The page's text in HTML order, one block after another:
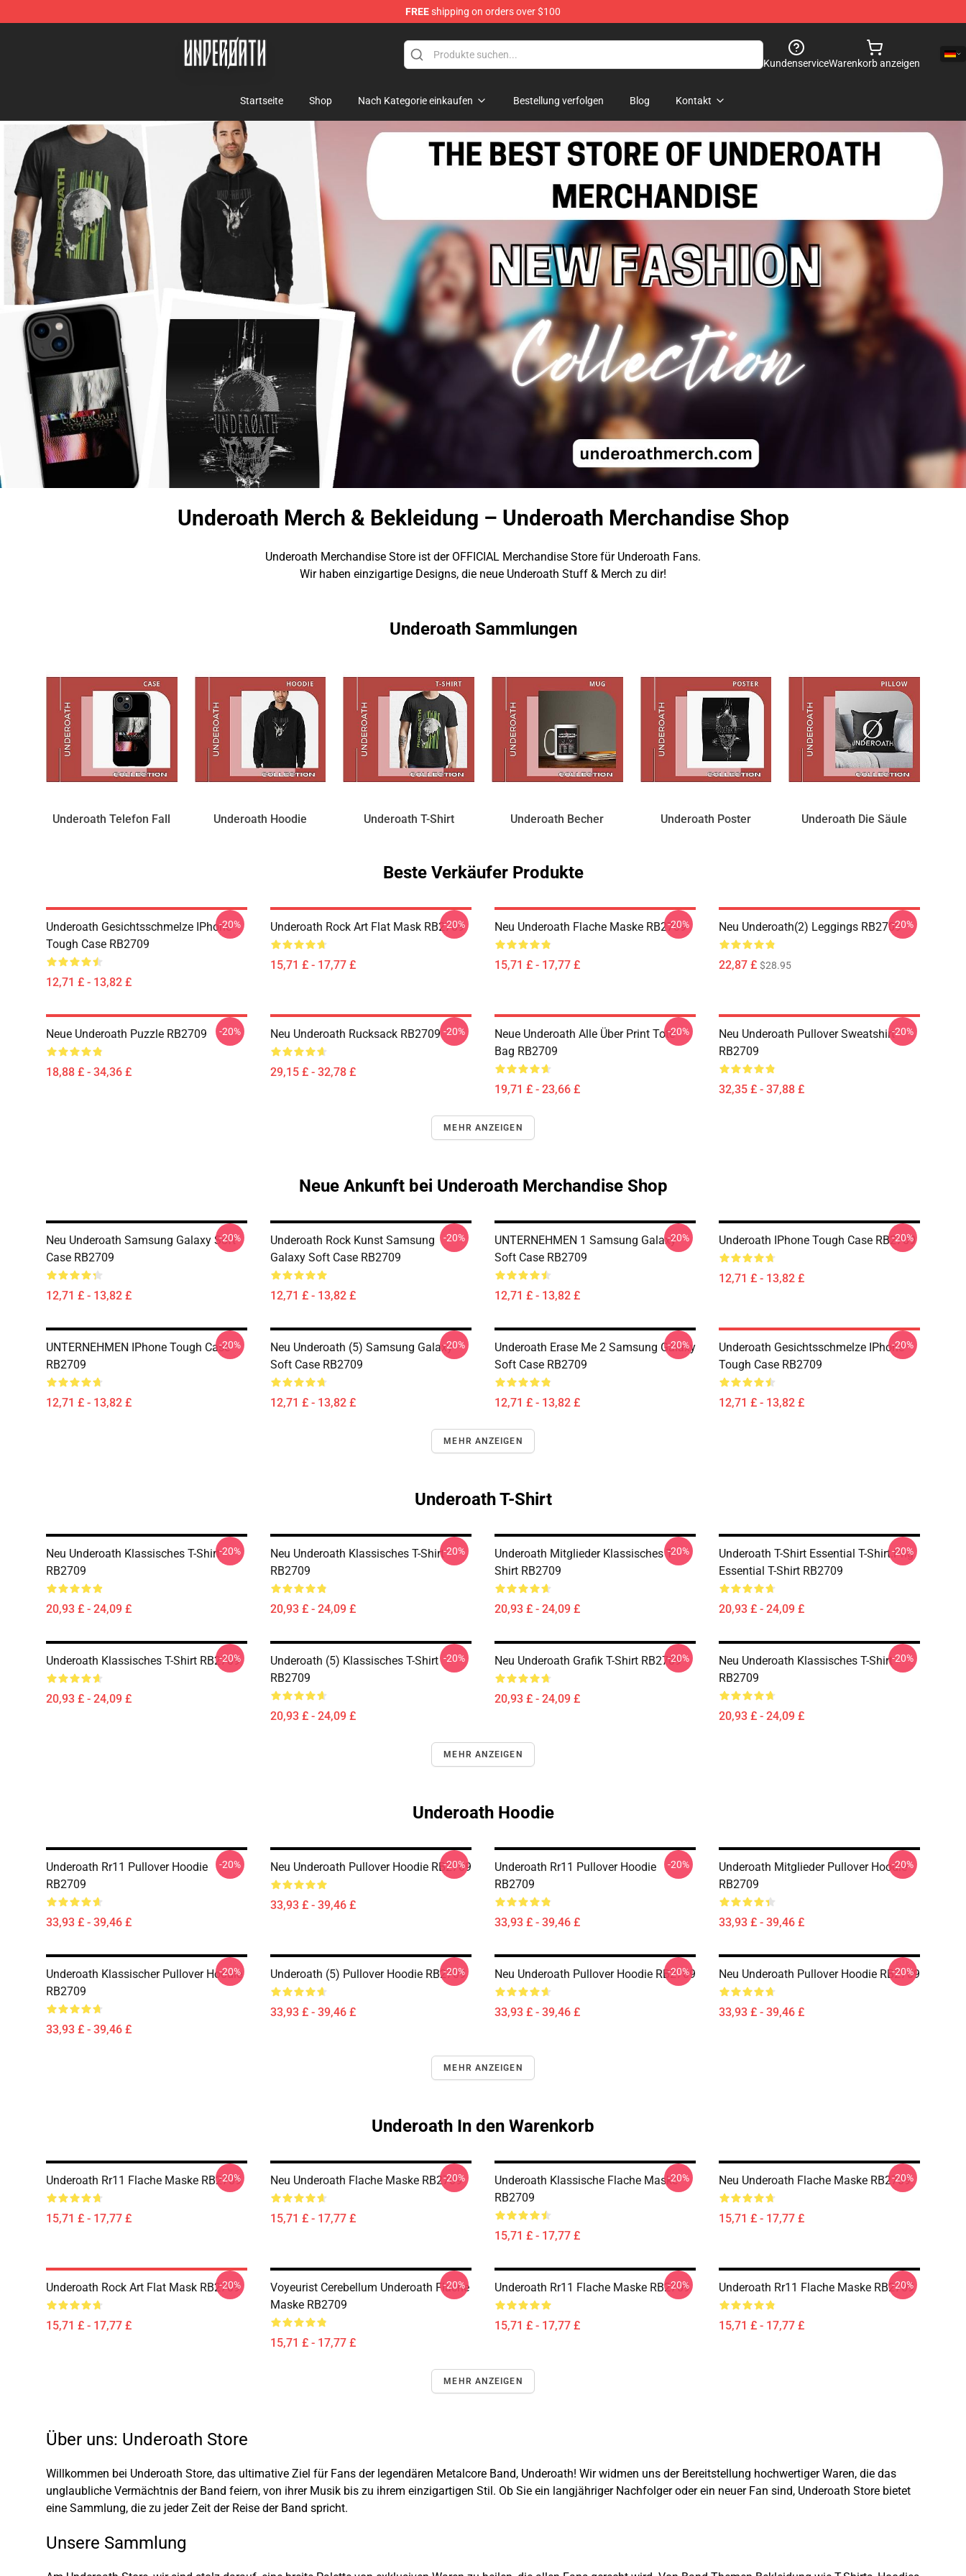
FREEshipping on orders over $100
Underoath Store - Official Underoath Merchandise Shop
KundenserviceWarenkorb anzeigen
Startseite Shop Nach Kategorie einkaufen Bestellung verfolgen Blog Kontakt
Underoath Merch & Bekleidung – Underoath Merchandise Shop
Underoath Merchandise Store ist der OFFICIAL Merchandise Store für Underoath Fans.
Wir haben einzigartige Designs, die neue Underoath Stuff & Merch zu dir!
Underoath Sammlungen
Underoath Telefon Fall Underoath Hoodie Underoath T-Shirt Underoath Becher Underoath Poster Underoath Die Säule
Beste Verkäufer Produkte
Underoath Gesichtsschmelze IPhone
Tough Case RB2709
12,71 £ - 13,82 £
-20% Underoath Rock Art Flat Mask RB2709
15,71 £ - 17,77 £
-20% Neu Underoath Flache Maske RB2709
15,71 £ - 17,77 £
-20% Neu Underoath(2) Leggings RB2709
22,87 £ $28.95
-20%
Neue Underoath Puzzle RB2709
18,88 £ - 34,36 £
-20% Neu Underoath Rucksack RB2709
29,15 £ - 32,78 £
-20%
Neue Underoath Alle Über Print Tote
Bag RB2709
19,71 £ - 23,66 £
-20%
Neu Underoath Pullover Sweatshirt
RB2709
32,35 £ - 37,88 £
-20%
MEHR ANZEIGEN
Neue Ankunft bei Underoath Merchandise Shop
Neu Underoath Samsung Galaxy Soft
Case RB2709
12,71 £ - 13,82 £
-20%
Underoath Rock Kunst Samsung
Galaxy Soft Case RB2709
12,71 £ - 13,82 £
-20%
UNTERNEHMEN 1 Samsung Galaxy
Soft Case RB2709
12,71 £ - 13,82 £
-20% Underoath IPhone Tough Case RB2709
12,71 £ - 13,82 £
-20%
UNTERNEHMEN IPhone Tough Case
RB2709
12,71 £ - 13,82 £
-20%
Neu Underoath (5) Samsung Galaxy
Soft Case RB2709
12,71 £ - 13,82 £
-20%
Underoath Erase Me 2 Samsung Galaxy
Soft Case RB2709
12,71 £ - 13,82 £
-20%
Underoath Gesichtsschmelze IPhone
Tough Case RB2709
12,71 £ - 13,82 £
-20%
MEHR ANZEIGEN
Underoath T-Shirt
Neu Underoath Klassisches T-Shirt
RB2709
20,93 £ - 24,09 £
-20%
Neu Underoath Klassisches T-Shirt
RB2709
20,93 £ - 24,09 £
-20%
Underoath Mitglieder Klassisches T-
Shirt RB2709
20,93 £ - 24,09 £
-20%
Underoath T-Shirt Essential T-Shirt.png
Essential T-Shirt RB2709
20,93 £ - 24,09 £
-20%
Underoath Klassisches T-Shirt RB2709
20,93 £ - 24,09 £
-20%
Underoath (5) Klassisches T-Shirt
RB2709
20,93 £ - 24,09 £
-20% Neu Underoath Grafik T-Shirt RB2709
20,93 £ - 24,09 £
-20%
Neu Underoath Klassisches T-Shirt
RB2709
20,93 £ - 24,09 £
-20%
MEHR ANZEIGEN
Underoath Hoodie
Underoath Rr11 Pullover Hoodie
RB2709
33,93 £ - 39,46 £
-20% Neu Underoath Pullover Hoodie RB2709
33,93 £ - 39,46 £
-20%
Underoath Rr11 Pullover Hoodie
RB2709
33,93 £ - 39,46 £
-20%
Underoath Mitglieder Pullover Hoodie
RB2709
33,93 £ - 39,46 £
-20%
Underoath Klassischer Pullover Hoodie
RB2709
33,93 £ - 39,46 £
-20% Underoath (5) Pullover Hoodie RB2709
33,93 £ - 39,46 £
-20% Neu Underoath Pullover Hoodie RB2709
33,93 £ - 39,46 £
-20% Neu Underoath Pullover Hoodie RB2709
33,93 £ - 39,46 £
-20%
MEHR ANZEIGEN
Underoath In den Warenkorb
Underoath Rr11 Flache Maske RB2709
15,71 £ - 17,77 £
-20% Neu Underoath Flache Maske RB2709
15,71 £ - 17,77 £
-20%
Underoath Klassische Flache Maske
RB2709
15,71 £ - 17,77 £
-20% Neu Underoath Flache Maske RB2709
15,71 £ - 17,77 £
-20%
Underoath Rock Art Flat Mask RB2709
15,71 £ - 17,77 £
-20%
Voyeurist Cerebellum Underoath Flache
Maske RB2709
15,71 £ - 17,77 £
-20% Underoath Rr11 Flache Maske RB2709
15,71 £ - 17,77 £
-20% Underoath Rr11 Flache Maske RB2709
15,71 £ - 17,77 £
-20%
MEHR ANZEIGEN
Über uns: Underoath Store
Willkommen bei Underoath Store, das ultimative Ziel für Fans der legendären Metalcore Band, Underoath! Wir widmen uns der Bereitstellung hochwertiger Waren, die das
unglaubliche Vermächtnis der Band feiern, von ihrer Musik bis zu ihrem einzigartigen Stil. Ob Sie ein langjähriger Nachfolger oder ein neuer Fan sind, Underoath Store bietet
eine Sammlung, die zu jeder Zeit der Reise der Band spricht.
Unsere Sammlung